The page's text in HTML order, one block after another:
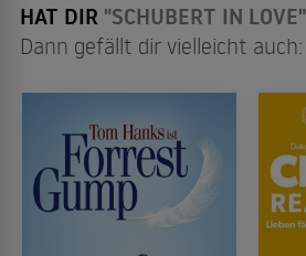
HAT DIR "SCHUBERT IN LOVE"
Dann gefällt dir vielleicht auch: